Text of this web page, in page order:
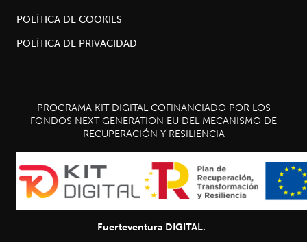
POLÍTICA DE COOKIES
POLÍTICA DE PRIVACIDAD
PROGRAMA KIT DIGITAL COFINANCIADO POR LOS
FONDOS NEXT GENERATION EU DEL MECANISMO DE
RECUPERACIÓN Y RESILIENCIA
Fuerteventura DIGITAL.